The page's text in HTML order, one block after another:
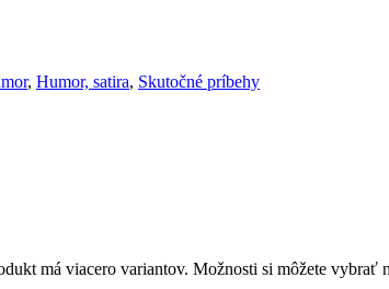
, Humor, satira, Skutočné príbehy
má viacero variantov. Možnosti si môžete vybrať